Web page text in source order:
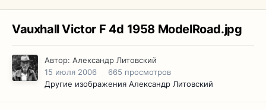
Vauxhall Victor F 4d 1958 ModelRoad.jpg
Автор: Александр Литовский
15 июля 2006
665 просмотров
Другие изображения Александр Литовский